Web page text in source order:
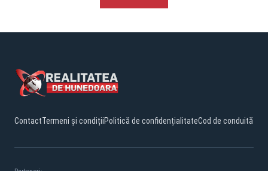
ContactTermeni și condițiiPolitică de confidențialitateCod de conduită